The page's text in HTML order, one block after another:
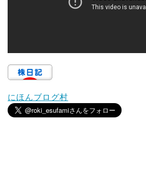
にほんブログ村